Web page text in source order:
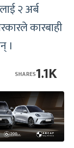
२ अर्ब
कारबाही
।
1.1K
SHARES